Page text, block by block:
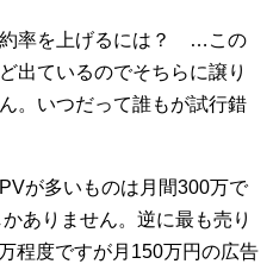
率を上げるには？ …この
出ているのでそちらに譲り
。いつだって誰もが試行錯
が多いものは月間300万で
ありません。逆に最も売り
程度ですが月150万円の広告